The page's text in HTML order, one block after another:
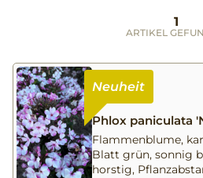
1
ARTIKEL
Phlox paniculata
Flammenblume,
Blatt grün, sonnig
horstig,